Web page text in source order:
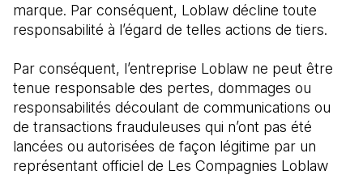
marque. Par conséquent, Loblaw décline toute
responsabilité à l’égard de telles actions de tiers.
Par conséquent, l’entreprise Loblaw ne peut être
tenue responsable des pertes, dommages ou
responsabilités découlant de communications ou
de transactions frauduleuses qui n’ont pas été
lancées ou autorisées de façon légitime par un
représentant officiel de Les Compagnies Loblaw